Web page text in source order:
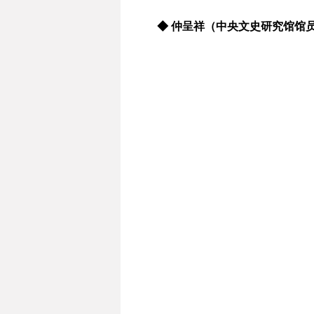
◆ 仲呈祥（中央文史研究馆馆